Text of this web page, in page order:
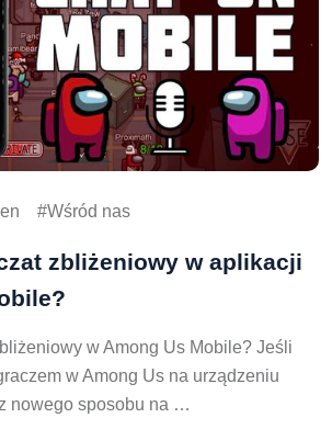
Wśród nas
zbliżeniowy w aplikacji
w Among Us Mobile? Jeśli
w Among Us na urządzeniu
nowego sposobu na …